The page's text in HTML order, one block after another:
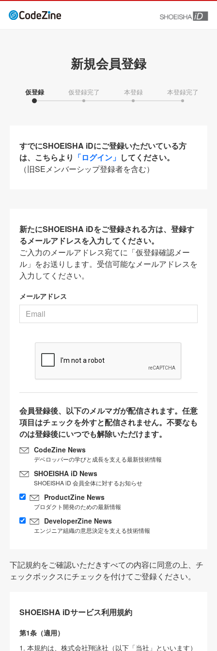
新規会員登録
仮登録 仮登録完了 本登録 本登録完了
すでにSHOEISHA iDにご登録いただいている方
は、こちらより 「ログイン」 してください。
（旧SEメンバーシップ登録者を含む）
新たにSHOEISHA iDをご登録される方は、登録す
るメールアドレスを入力してください。
ご入力のメールアドレス宛てに「仮登録確認メー
ル」をお送りします。受信可能なメールアドレスを
入力してください。
メールアドレス
会員登録後、以下のメルマガが配信されます。任意
項目はチェックを外すと配信されません。不要なも
のは登録後にいつでも解除いただけます。
CodeZine News
デベロッパーの学びと成長を支える最新技術情報
SHOEISHA iD News
SHOEISHA iD 会員全体に対するお知らせ
ProductZine News
プロダクト開発のための最新情報
DeveloperZine News
エンジニア組織の意思決定を支える技術情報
下記規約をご確認いただきすべての内容に同意の上、チ
ェックボックスにチェックを付けてご登録ください。
SHOEISHA iDサービス利用規約
第1条（適用）
1. 本規約は、株式会社翔泳社（以下「当社」といいます）